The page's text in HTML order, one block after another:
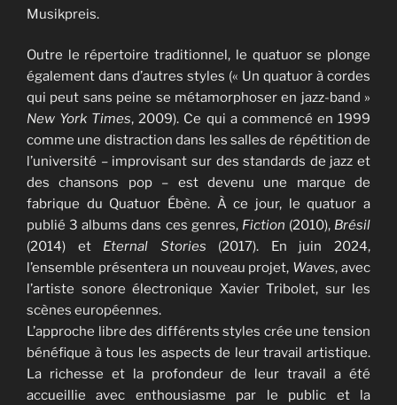
Musikpreis.
Outre le répertoire traditionnel, le quatuor se plonge
également dans d’autres styles (« Un quatuor à cordes
qui peut sans peine se métamorphoser en jazz-band »
New York Times, 2009). Ce qui a commencé en 1999
comme une distraction dans les salles de répétition de
l’université – improvisant sur des standards de jazz et
des chansons pop – est devenu une marque de
fabrique du Quatuor Ébène. À ce jour, le quatuor a
publié 3 albums dans ces genres, Fiction (2010), Brésil
(2014) et Eternal Stories (2017). En juin 2024,
l’ensemble présentera un nouveau projet, Waves, avec
l’artiste sonore électronique Xavier Tribolet, sur les
scènes européennes.
L’approche libre des différents styles crée une tension
bénéfique à tous les aspects de leur travail artistique.
La richesse et la profondeur de leur travail a été
accueillie avec enthousiasme par le public et la